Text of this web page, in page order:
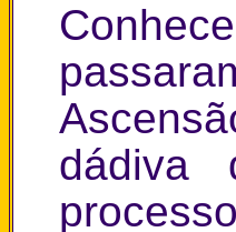
dádiva